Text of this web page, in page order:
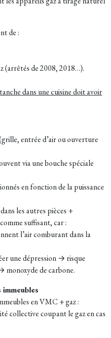
de :
(arrêtés de 2008, 2018…).
dans une cuisine doit avoir
entrée d’air ou ouverture
via une bouche spéciale
en fonction de la puissance
les autres pièces +
suffisant, car :
l’air comburant dans la
une dépression → risque
monoxyde de carbone.
en VMC + gaz :
collective coupant le gaz en cas